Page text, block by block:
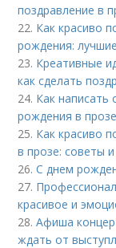
поздравление в
22. Как красиво
рождения:
23. Креативные
как сделать
24. Как написать
рождения в
25. Как красиво
в прозе: советы
26.С днем
27.
красивое и
28.Афиша
ждать от